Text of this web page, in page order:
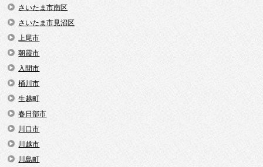
さいたま市南区
さいたま市見沼区
上尾市
朝霞市
入間市
桶川市
生越町
春日部市
川口市
川越市
川島町